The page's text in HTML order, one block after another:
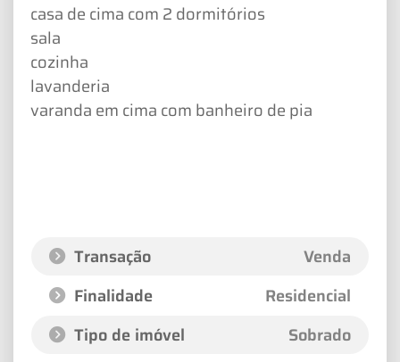
casa de cima com 2 dormitórios
sala
cozinha
lavanderia
varanda em cima com banheiro de pia
Transação
Venda
Finalidade
Residencial
Tipo de imóvel
Sobrado